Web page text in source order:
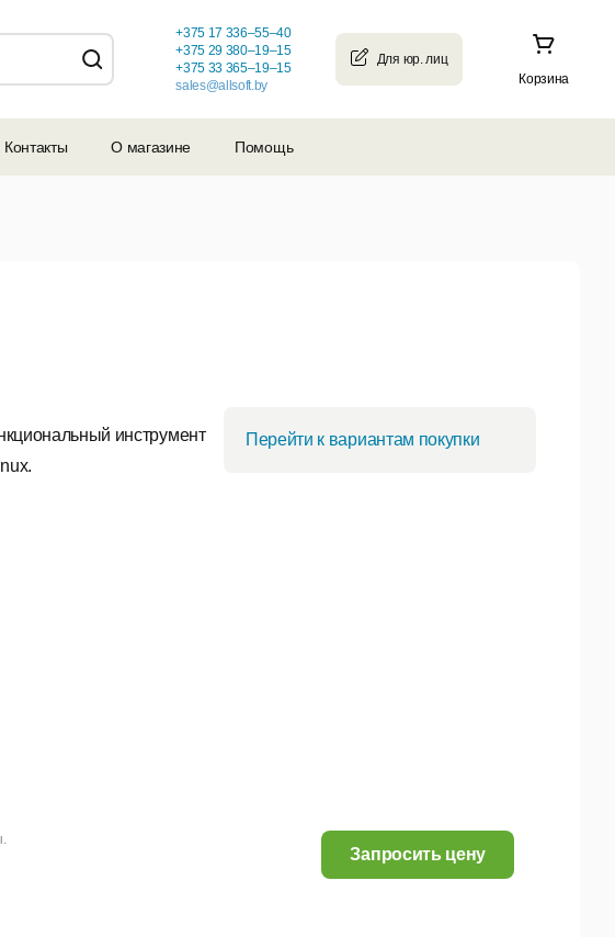
Корзина
+375 17 336–55–40
+375 29 380–19–15
+375 33 365–19–15
sales@allsoft.by
Контакты О магазине Помощь
инструмент
Перейти к вариантам покупки
Запросить цену